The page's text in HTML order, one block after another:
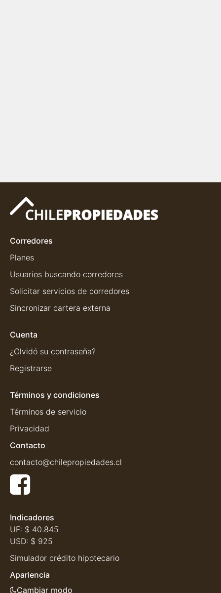
Corredores
Planes
Usuarios buscando corredores
Solicitar servicios de corredores
Sincronizar cartera externa
Cuenta
¿Olvidó su contraseña?
Registrarse
Términos y condiciones
Términos de servicio
Privacidad
Contacto
contacto@chilepropiedades.cl
Indicadores
UF: $ 40.845
USD: $ 925
Simulador crédito hipotecario
Apariencia
Cambiar modo